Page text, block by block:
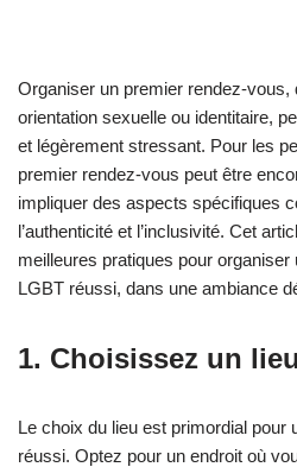
Organiser un premier rendez-vous,
orientation sexuelle ou identitaire,
et légèrement stressant. Pour les
premier rendez-vous peut être
impliquer des aspects spécifiques
l’authenticité et l’inclusivité. Cet
meilleures pratiques pour
LGBT réussi, dans une ambiance
1. Choisissez un
Le choix du lieu est primordial pour
réussi. Optez pour un endroit où